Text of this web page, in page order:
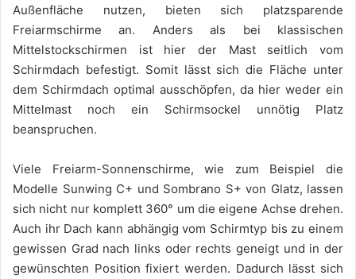
Außenfläche nutzen, bieten sich platzsparende
Freiarmschirme an. Anders als bei klassischen
Mittelstockschirmen ist hier der Mast seitlich vom
Schirmdach befestigt. Somit lässt sich die Fläche unter
dem Schirmdach optimal ausschöpfen, da hier weder ein
Mittelmast noch ein Schirmsockel unnötig Platz
beanspruchen.
Viele Freiarm-Sonnenschirme, wie zum Beispiel die
Modelle Sunwing C+ und Sombrano S+ von Glatz, lassen
sich nicht nur komplett 360° um die eigene Achse drehen.
Auch ihr Dach kann abhängig vom Schirmtyp bis zu einem
gewissen Grad nach links oder rechts geneigt und in der
gewünschten Position fixiert werden. Dadurch lässt sich